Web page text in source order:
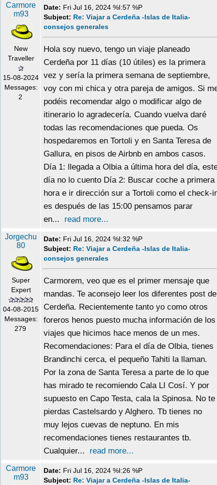
Carmore
m93
New
Traveller
15-08-2024
Messages:
2
Date: Fri Jul 16, 2024 %I:57 %P
Subject: Re: Viajar a Cerdeña -Islas de Italia-
consejos generales
Hola soy nuevo, tengo un viaje planeado
Cerdeña por 11 días (10 útiles) es la primera
vez y sería la primera semana de septiembre,
voy con mi chica y otra pareja de amigos. Si
podéis recomendar algo o modificar algo de
itinerario lo agradecería. Cuando vuelva daré
todas las recomendaciones que pueda. Os
hospedaremos en Tortoli y en Santa Teresa de
Gallura, en pisos de Airbnb en ambos casos.
Día 1: llegada a Olbia a última hora del día,
día no lo cuento Día 2: Buscar coche a primera
hora e ir dirección sur a Tortoli como el check-
es después de las 15:00 pensamos parar
en... read more...
Jorgechu
80
Super
Expert
04-08-2015
Messages:
279
Date: Fri Jul 16, 2024 %I:32 %P
Subject: Re: Viajar a Cerdeña -Islas de Italia-
consejos generales
Carmorem, veo que es el primer mensaje que
mandas. Te aconsejo leer los diferentes post de
Cerdeña. Recientemente tanto yo como otros
foreros henos puesto mucha información de los
viajes que hicimos hace menos de un mes.
Recomendaciones: Para el día de Olbia, tienes
Brandinchi cerca, el pequeño Tahiti la llaman.
Por la zona de Santa Teresa a parte de lo que
has mirado te recomiendo Cala LI Cosí. Y por
supuesto en Capo Testa, cala la Spinosa. No te
pierdas Castelsardo y Alghero. Tb tienes no
muy lejos cuevas de neptuno. En mis
recomendaciones tienes restaurantes tb.
Cualquier... read more...
Carmore
m93
Date: Fri Jul 16, 2024 %I:26 %P
Subject: Re: Viajar a Cerdeña -Islas de Italia-